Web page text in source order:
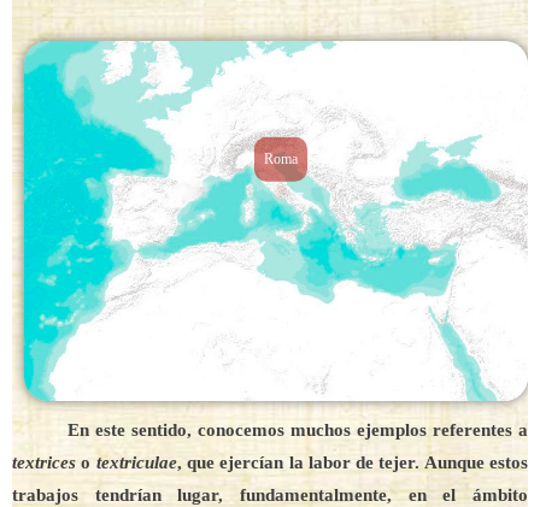
Roma
En este sentido, conocemos muchos ejemplos referentes a
textrices o textriculae, que ejercían la labor de tejer. Aunque estos
trabajos tendrían lugar, fundamentalmente, en el ámbito